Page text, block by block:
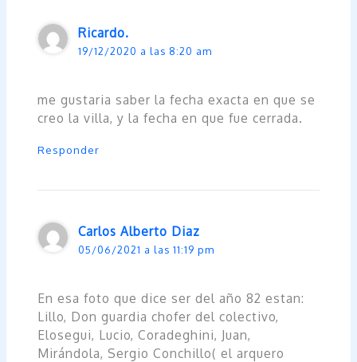
Ricardo.
19/12/2020 a las 8:20 am
me gustaria saber la fecha exacta en que se
creo la villa, y la fecha en que fue cerrada.
Responder
Carlos Alberto Diaz
05/06/2021 a las 11:19 pm
En esa foto que dice ser del año 82 estan:
Lillo, Don guardia chofer del colectivo,
Elosegui, Lucio, Coradeghini, Juan,
Mirándola, Sergio Conchillo( el arquero